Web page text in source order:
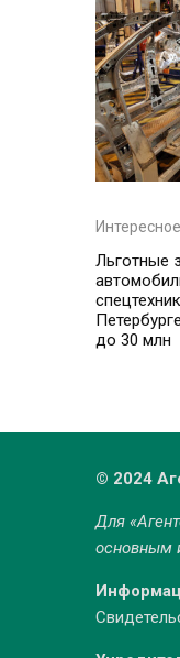
Интересное
Льготные
до 30 млн
© 2024
Для
основным